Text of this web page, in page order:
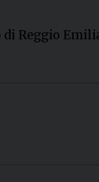
di Reggio